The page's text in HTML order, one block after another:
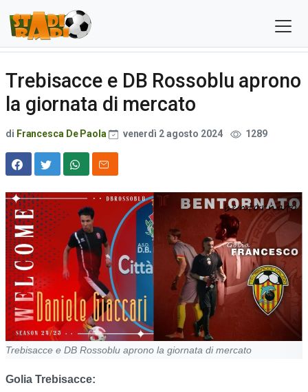
Trebisacce e DB Rossoblu aprono
la giornata di mercato
di Francesca De Paola venerdì 2 agosto 2024 1289
Trebisacce e DB Rossoblu aprono la giornata di mercato
Golia Trebisacce: